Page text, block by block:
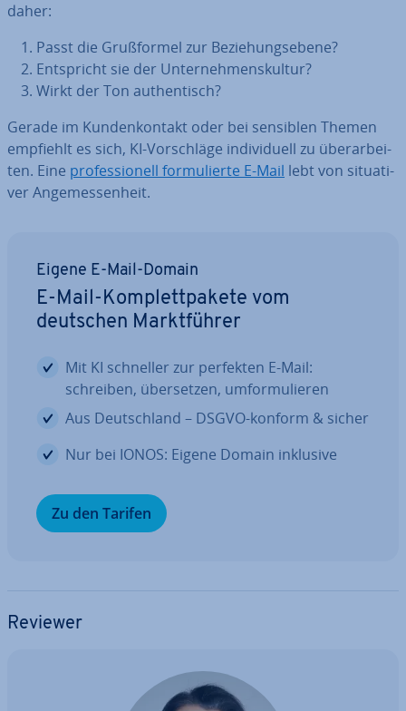
daher:
Passt die Gruß­for­mel zur Be­zie­hungs­ebe­ne?
Ent­spricht sie der Un­ter­neh­mens­kul­tur?
Wirkt der Ton au­then­tisch?
Gerade im Kun­den­kon­takt oder bei sensiblen Themen
empfiehlt es sich, KI-Vor­schlä­ge in­di­vi­du­ell zu über­ar­bei­
ten. Eine pro­fes­sio­nell for­mu­lier­te E-Mail lebt von si­tua­ti­
ver An­ge­mes­sen­heit.
Eigene E-Mail-Domain
E-Mail-Kom­plett­pa­ke­te vom
deutschen Markt­füh­rer
Mit KI schneller zur perfekten E-Mail:
schreiben, über­set­zen, um­for­mu­lie­ren
Aus Deutsch­land – DSGVO-konform & sicher
Nur bei IONOS: Eigene Domain inklusive
Zu den Tarifen
Reviewer